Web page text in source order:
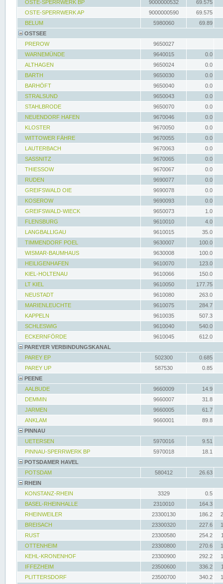
OSTE-SPERRWERK BP
9000000532
69.575
OSTE-SPERRWERK AP
9000000590
69.575
BELUM
5980060
69.89
OSTSEE
PREROW
9650027
WARNEMÜNDE
9640015
0.0
ALTHAGEN
9650024
0.0
BARTH
9650030
0.0
BARHÖFT
9650040
0.0
STRALSUND
9650043
0.0
STAHLBRODE
9650070
0.0
NEUENDORF HAFEN
9670046
0.0
KLOSTER
9670050
0.0
WITTOWER FÄHRE
9670055
0.0
LAUTERBACH
9670063
0.0
SASSNITZ
9670065
0.0
THIESSOW
9670067
0.0
RUDEN
9690077
0.0
GREIFSWALD OIE
9690078
0.0
KOSEROW
9690093
0.0
GREIFSWALD-WIECK
9650073
1.0
FLENSBURG
9610010
4.0
LANGBALLIGAU
9610015
35.0
TIMMENDORF POEL
9630007
100.0
WISMAR-BAUMHAUS
9630008
100.0
HEILIGENHAFEN
9610070
123.0
KIEL-HOLTENAU
9610066
150.0
LT KIEL
9610050
177.75
NEUSTADT
9610080
263.0
MARIENLEUCHTE
9610075
284.7
KAPPELN
9610035
507.3
SCHLESWIG
9610040
540.0
ECKERNFÖRDE
9610045
612.0
PAREYER VERBINDUNGSKANAL
PAREY EP
502300
0.685
PAREY UP
587530
0.85
PEENE
AALBUDE
9660009
14.9
DEMMIN
9660007
31.8
JARMEN
9660005
61.7
ANKLAM
9660001
89.8
PINNAU
UETERSEN
5970016
9.51
PINNAU-SPERRWERK BP
5970018
18.1
POTSDAMER HAVEL
POTSDAM
580412
26.63
RHEIN
KONSTANZ-RHEIN
3329
0.5
BASEL-RHEINHALLE
2310010
164.3
RHEINWEILER
23300130 186.2
BREISACH
23300320 227.6
RUST
23300580 254.2
OTTENHEIM
23300800 270.6
KEHL-KRONENHOF
23300900 292.2
IFFEZHEIM
23500600 336.2
PLITTERSDORF
23500700 340.2